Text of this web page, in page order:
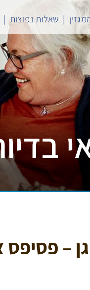
שאלות נפוצות
– פסיפס